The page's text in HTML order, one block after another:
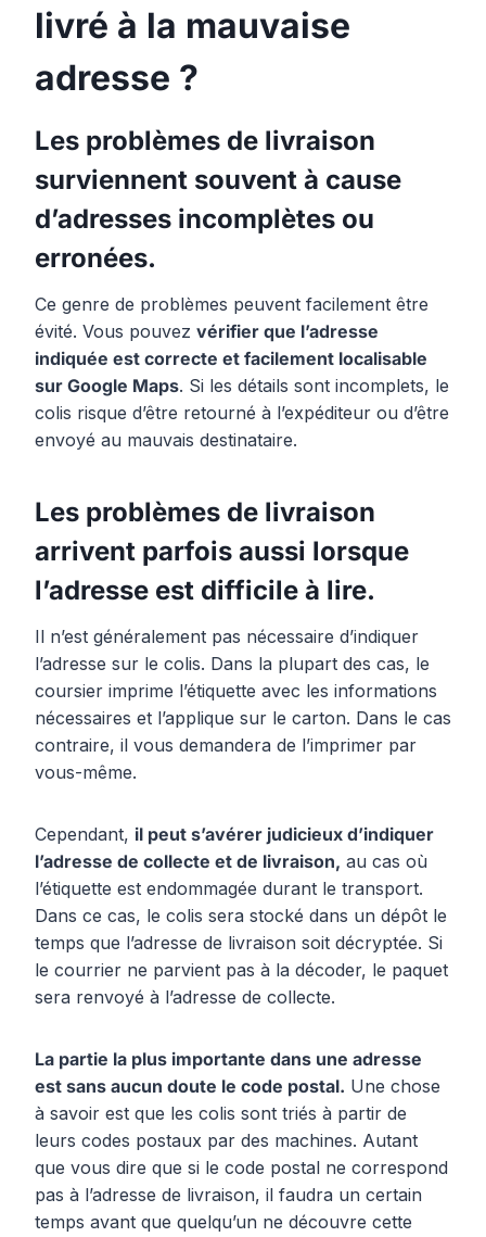
livré à la mauvaise
adresse ?
Les problèmes de livraison
surviennent souvent à cause
d’adresses incomplètes ou
erronées.
Ce genre de problèmes peuvent facilement être
évité. Vous pouvez vérifier que l’adresse
indiquée est correcte et facilement localisable
sur Google Maps. Si les détails sont incomplets, le
colis risque d’être retourné à l’expéditeur ou d’être
envoyé au mauvais destinataire.
Les problèmes de livraison
arrivent parfois aussi lorsque
l’adresse est difficile à lire.
Il n’est généralement pas nécessaire d’indiquer
l’adresse sur le colis. Dans la plupart des cas, le
coursier imprime l’étiquette avec les informations
nécessaires et l’applique sur le carton. Dans le cas
contraire, il vous demandera de l’imprimer par
vous-même.
Cependant, il peut s’avérer judicieux d’indiquer
l’adresse de collecte et de livraison, au cas où
l’étiquette est endommagée durant le transport.
Dans ce cas, le colis sera stocké dans un dépôt le
temps que l’adresse de livraison soit décryptée. Si
le courrier ne parvient pas à la décoder, le paquet
sera renvoyé à l’adresse de collecte.
La partie la plus importante dans une adresse
est sans aucun doute le code postal. Une chose
à savoir est que les colis sont triés à partir de
leurs codes postaux par des machines. Autant
que vous dire que si le code postal ne correspond
pas à l’adresse de livraison, il faudra un certain
temps avant que quelqu’un ne découvre cette